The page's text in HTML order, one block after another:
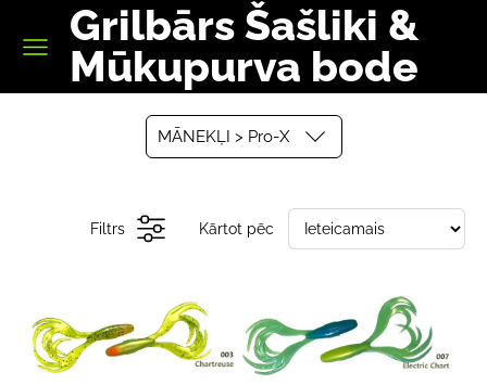
Grilbārs Šašliki &
Mūkupurva bode
MĀNEKĻI > Pro-X
Filtrs Kārtot pēc